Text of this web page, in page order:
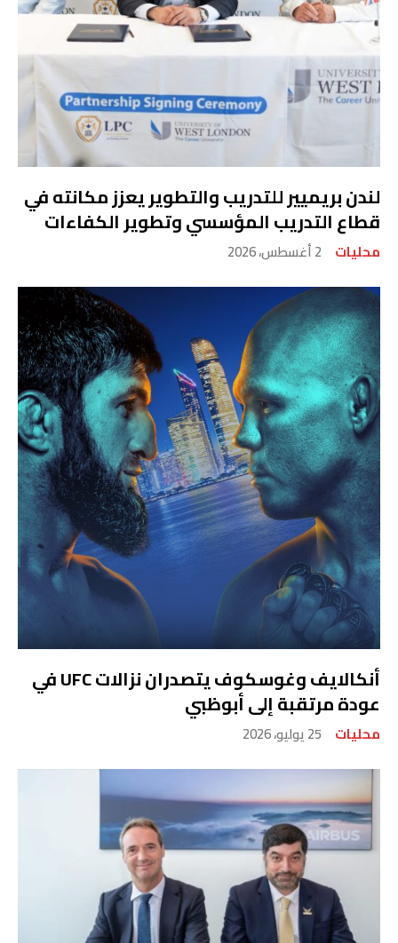
لندن بريميير للتدريب والتطوير يعزز مكانته في
قطاع التدريب المؤسسي وتطوير الكفاءات
محليات 2 أغسطس، 2026
أنكالايف وغوسكوف يتصدران نزالات UFC في
عودة مرتقبة إلى أبوظبي
محليات 25 يوليو، 2026